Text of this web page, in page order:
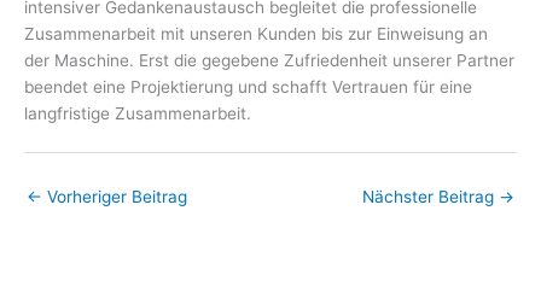
intensiver Gedankenaustausch begleitet die professionelle
Zusammenarbeit mit unseren Kunden bis zur Einweisung an
der Maschine. Erst die gegebene Zufriedenheit unserer Partner
beendet eine Projektierung und schafft Vertrauen für eine
langfristige Zusammenarbeit.
← Vorheriger Beitrag Nächster Beitrag →